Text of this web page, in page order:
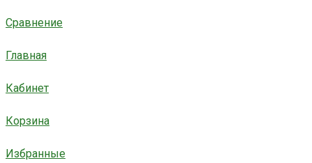
Сравнение
Главная
Кабинет
Корзина
Избранные